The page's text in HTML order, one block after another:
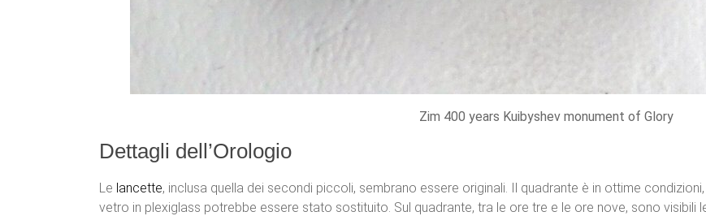
Zim 400 years Kuibyshev monument of Glory
Dettagli dell’Orologio
Le lancette, inclusa quella dei secondi piccoli, sembrano essere originali. Il quadrante è in ottime
vetro in plexiglass potrebbe essere stato sostituito. Sul quadrante, tra le ore tre e le ore nove, sono visibili